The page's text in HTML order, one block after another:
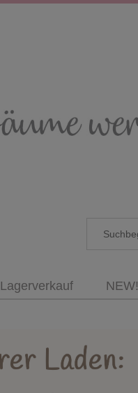
Lagerverkauf NEW!
Stapelstein